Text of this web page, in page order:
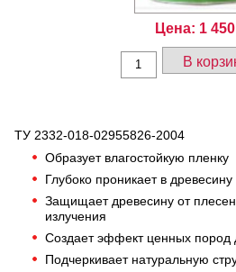
Цена: 1 450
В
ТУ 2332-018-02955826-2004
Образует влагостойкую пленку
Глубоко проникает в древесину
Защищает древесину от
излучения
Создает эффект ценных пород
Подчеркивает натуральную